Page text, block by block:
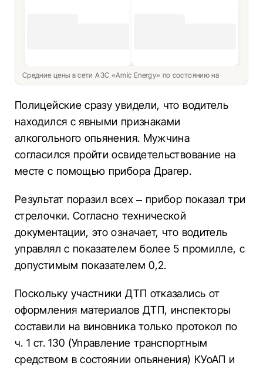
Средние цены в сети АЗС «Amic Energy» по состоянию на
Полицейские сразу увидели, что водитель
находился с явными признаками
алкогольного опьянения. Мужчина
согласился пройти освидетельствование на
месте с помощью прибора Драгер.
Результат поразил всех – прибор показал три
стрелочки. Согласно технической
документации, это означает, что водитель
управлял с показателем более 5 промилле, с
допустимым показателем 0,2.
Поскольку участники ДТП отказались от
оформления материалов ДТП, инспекторы
составили на виновника только протокол по
ч. 1 ст.130 (Управление транспортным
средством в состоянии опьянения) КУоАП и